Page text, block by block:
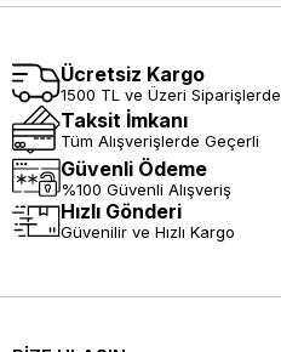
Ücretsiz Kargo
1500 TL ve Üzeri Siparişlerde
Taksit İmkanı
Tüm Alışverişlerde Geçerli
Güvenli Ödeme
%100 Güvenli Alışveriş
Hızlı Gönderi
Güvenilir ve Hızlı Kargo